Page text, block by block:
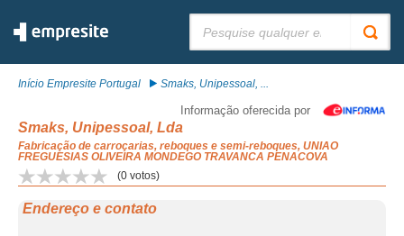
Início Empresite Portugal Smaks, Unipessoal, ...
Informação oferecida por
Smaks, Unipessoal, Lda
Fabricação de carroçarias, reboques e semi-reboques, UNIAO
FREGUESIAS OLIVEIRA MONDEGO TRAVANCA PENACOVA
(0 votos)
Endereço e contato